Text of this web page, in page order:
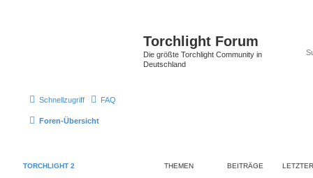
Torchlight Forum
Die größte Torchlight Community in
Deutschland
Schnellzugriff FAQ
Foren-Übersicht
TORCHLIGHT 2 THEMEN BEITRÄGE